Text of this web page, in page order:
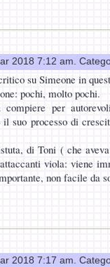
2018 7:12 am.
su Simeone in
pochi, molto pochi.
per
suo processo di
di Toni ( che
viola: viene
non facile da
2018 7:17 am.